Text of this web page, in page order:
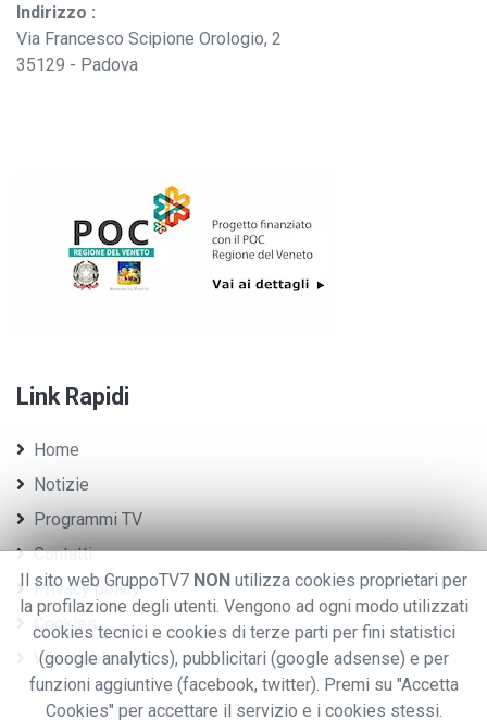
Indirizzo :
Via Francesco Scipione Orologio, 2
35129 - Padova
Link Rapidi
Home
Notizie
Programmi TV
Contatti
Privacy policy
Cookies
Whistleblowing
Il sito web GruppoTV7 NON utilizza cookies proprietari per
la profilazione degli utenti. Vengono ad ogni modo utilizzati
cookies tecnici e cookies di terze parti per fini statistici
(google analytics), pubblicitari (google adsense) e per
funzioni aggiuntive (facebook, twitter). Premi su "Accetta
Cookies" per accettare il servizio e i cookies stessi.